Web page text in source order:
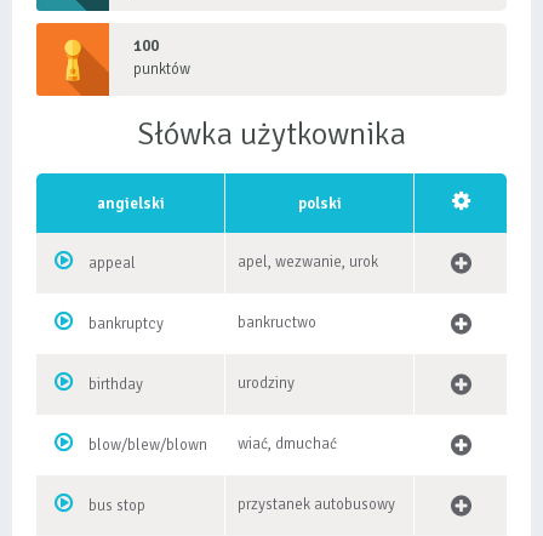
100
punktów
Słówka użytkownika
angielski polski
appeal apel, wezwanie, urok
bankruptcy bankructwo
birthday urodziny
blow/blew/blown wiać, dmuchać
bus stop przystanek autobusowy